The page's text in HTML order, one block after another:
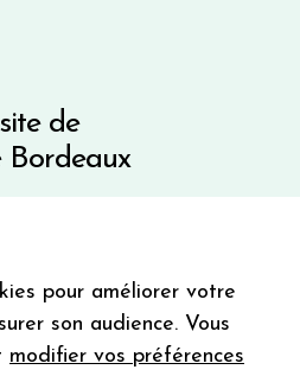
de
Bordeaux
pour améliorer votre
son audience. Vous
modifier vos préférences
sur votre première commande
?
bon d'achat